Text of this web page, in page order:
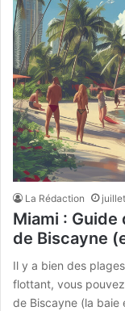
La Rédaction
Miami : Guide
de Biscayne
Il y a bien des
flottant, vous
de Biscayne (la baie